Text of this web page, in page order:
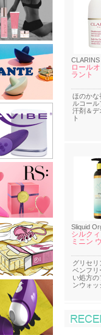
CLARINS
ロール
ラント
ほのかな
ルコール
汗剤＆デ
ト
Sliquid
シルク
ミニン
グリセリ
ベンフ
い処方の
ンウォッ